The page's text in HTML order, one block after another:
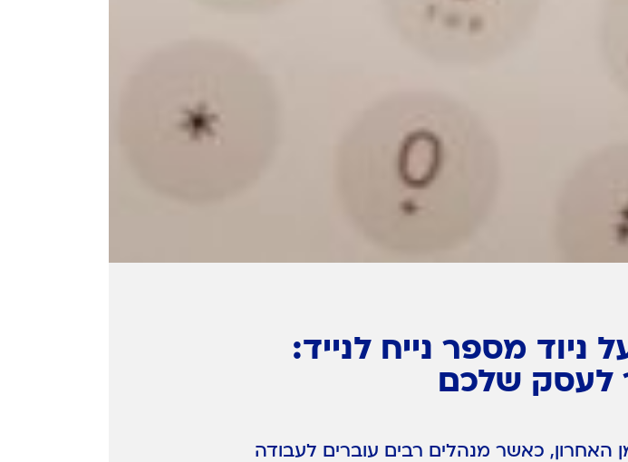
מספר נייח לנייד:
לעסק שלכם
האחרון, כאשר מנהלים רבים עוברים לעבודה